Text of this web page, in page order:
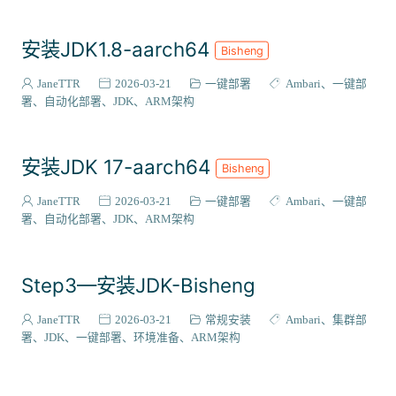
安装JDK1.8-aarch64 Bisheng
JaneTTR 2026-03-21 一键部署 Ambari
一键部
署
自动化部署 JDK ARM架构
安装JDK 17-aarch64 Bisheng
JaneTTR 2026-03-21 一键部署 Ambari
一键部
署
自动化部署 JDK ARM架构
Step3—安装JDK-Bisheng
JaneTTR 2026-03-21 常规安装 Ambari
集群部
署
JDK 一键部署 环境准备 ARM架构